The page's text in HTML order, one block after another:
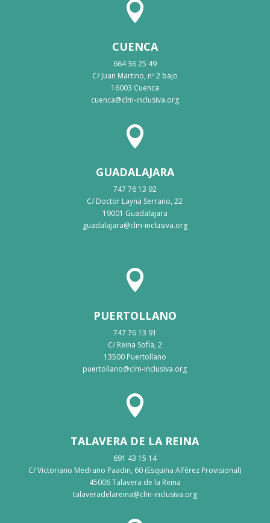

CUENCA
664 36 25 49
C/ Juan Martino, nº 2 bajo
16003 Cuenca
cuenca@clm-inclusiva.org

GUADALAJARA
747 76 13 92
C/ Doctor Layna Serrano, 22
19001 Guadalajara
guadalajara@clm-inclusiva.org

PUERTOLLANO
747 76 13 91
C/ Reina Sofía, 2
13500 Puertollano
puertollano@clm-inclusiva.org

TALAVERA DE LA REINA
691 43 15 14
C/ Victoriano Medrano Paadin, 60 (Esquina Alférez Provisional)
45006 Talavera de la Reina
talaveradelareina@clm-inclusiva.org